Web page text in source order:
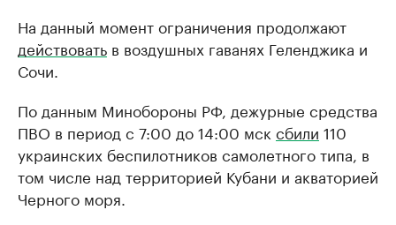
На данный момент ограничения продолжают
действовать в воздушных гаванях Геленджика и
Сочи.
По данным Минобороны РФ, дежурные средства
ПВО в период с 7:00 до 14:00 мск сбили 110
украинских беспилотников самолетного типа, в
том числе над территорией Кубани и акваторией
Черного моря.